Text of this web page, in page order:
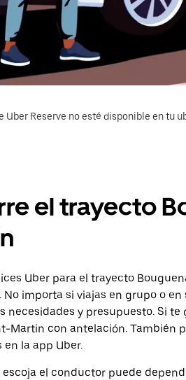
Uber Reserve no esté disponible en tu
el trayecto
Uber para el trayecto
No importa si viajas en grupo o
necesidades y presupuesto. Si
Martin con antelación. También
en la app Uber.
el conductor puede